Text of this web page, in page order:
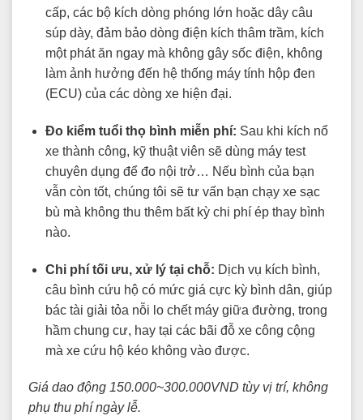
cấp, các bộ kích dòng phóng lớn hoặc dây câu
súp dày, đảm bảo dòng điện kích thâm trầm, kích
một phát ăn ngay mà không gây sốc điện, không
làm ảnh hưởng đến hệ thống máy tính hộp đen
(ECU) của các dòng xe hiện đại.
Đo kiểm tuổi thọ bình miễn phí: Sau khi kích nổ
xe thành công, kỹ thuật viên sẽ dùng máy test
chuyên dụng để đo nội trở… Nếu bình của bạn
vẫn còn tốt, chúng tôi sẽ tư vấn bạn chạy xe sạc
bù mà không thu thêm bất kỳ chi phí ép thay bình
nào.
Chi phí tối ưu, xử lý tại chỗ: Dịch vụ kích bình,
câu bình cứu hộ có mức giá cực kỳ bình dân, giúp
bác tài giải tỏa nỗi lo chết máy giữa đường, trong
hầm chung cư, hay tại các bãi đỗ xe công cộng
mà xe cứu hộ kéo không vào được.
Giá dao động 150.000~300.000VND tùy vị trí, không
phụ thu phí ngày lễ.